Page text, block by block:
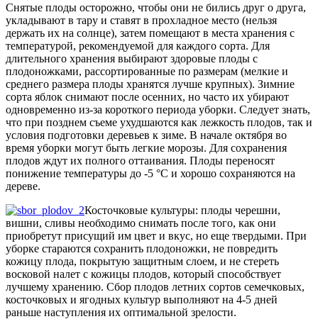
Снятые плоды осторожно, чтобы они не бились друг о друга,
укладывают в тару и ставят в прохладное место (нельзя
держать их на солнце), затем помещают в места хранения с
температурой, рекомендуемой для каждого сорта. Для
длительного хранения выбирают здоровые плоды с
плодоножками, рассортированные по размерам (мелкие и
среднего размера плоды хранятся лучше крупных). Зимние
сорта яблок снимают после осенних, но часто их убирают
одновременно из-за короткого периода уборки. Следует знать,
что при позднем съеме ухудшаются как лежкость плодов, так и
условия подготовки деревьев к зиме. В начале октября во
время уборки могут быть легкие морозы. Для сохранения
плодов ждут их полного оттаивания. Плоды переносят
понижение температуры до -5 °С и хорошо сохраняются на
дереве.
Косточковые культуры: плоды черешни,
вишни, сливы необходимо снимать после того, как они
приобретут присущий им цвет и вкус, но еще твердыми. При
уборке стараются сохранить плодоножки, не повредить
кожицу плода, покрытую защитным слоем, и не стереть
восковой налет с кожицы плодов, который способствует
лучшему хранению. Сбор плодов летних сортов семечковых,
косточковых и ягодных культур выполняют на 4-5 дней
раньше наступления их оптимальной зрелости.